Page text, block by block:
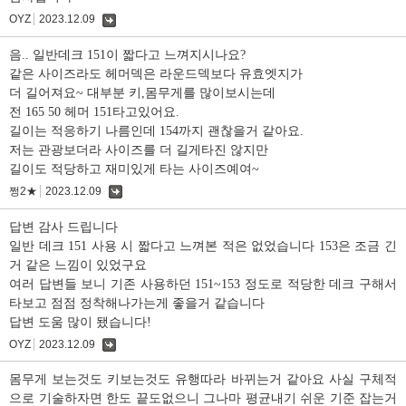
OYZ 2023.12.09
음.. 일반데크 151이 짧다고 느껴지시나요?
같은 사이즈라도 헤머덱은 라운드덱보다 유효엣지가
더 길어져요~ 대부분 키,몸무게를 많이보시는데
전 165 50 헤머 151타고있어요.
길이는 적응하기 나름인데 154까지 괜찮을거 같아요.
저는 관광보더라 사이즈를 더 길게타진 않지만
길이도 적당하고 재미있게 타는 사이즈예여~
쩡2★ 2023.12.09
답변 감사 드립니다
일반 데크 151 사용 시 짧다고 느껴본 적은 없었습니다 153은 조금 긴
거 같은 느낌이 있었구요
여러 답변들 보니 기존 사용하던 151~153 정도로 적당한 데크 구해서
타보고 점점 정착해나가는게 좋을거 같습니다
답변 도움 많이 됐습니다!
OYZ 2023.12.09
몸무게 보는것도 키보는것도 유행따라 바뀌는거 같아요 사실 구체적
으로 기술하자면 한도 끝도없으니 그나마 평균내기 쉬운 기준 잡는거